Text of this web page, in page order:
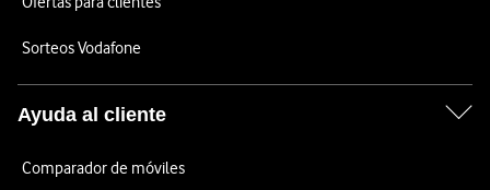
Sorteos Vodafone
Ayuda al cliente
Comparador de móviles